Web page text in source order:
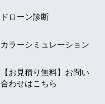
ドローン診断
カラーシミュレーション
【お見積り無料】お問い
合わせはこちら